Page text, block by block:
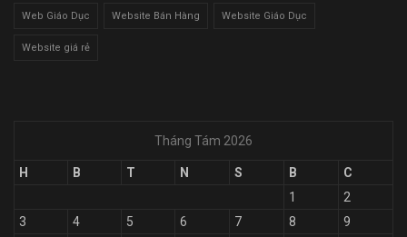
Web Giáo Dục Website Bán Hàng Website Giáo Dục
Website giá rẻ
Tháng Tám 2026
H B T N S B
C
1
2
3
4 5 6 7 8
9